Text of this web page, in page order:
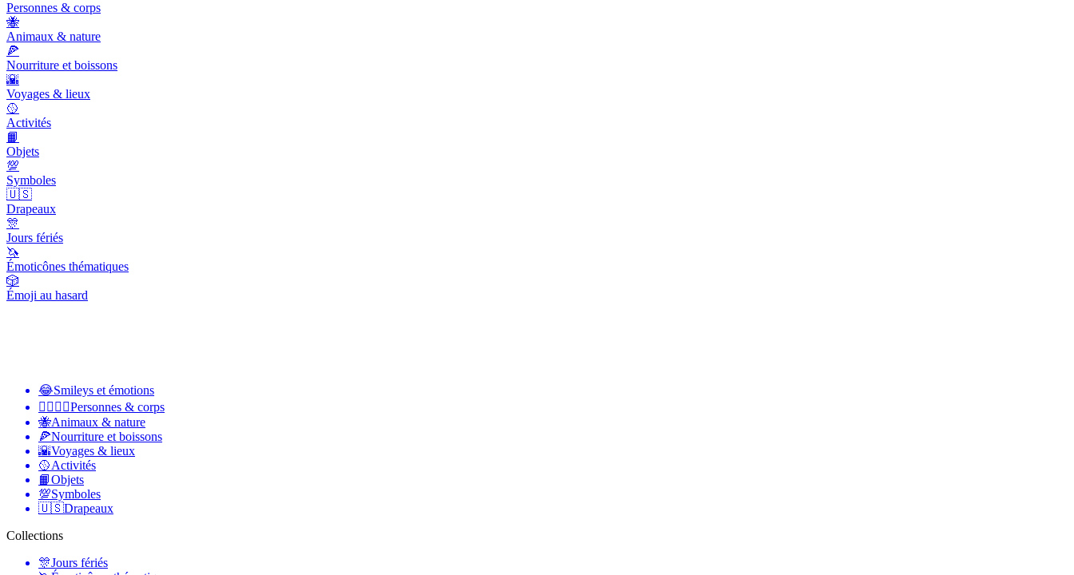
Personnes & corps
🐝
Animaux & nature
🍕
Nourriture et boissons
🌇
Voyages & lieux
🥎
Activités
📙
Objets
💯
Symboles
🇺🇸
Drapeaux
🎊
Jours fériés
🦄
Émoticônes thématiques
🎲
Émoji au hasard
😂Smileys et émotions
👩‍❤️‍💋‍👨Personnes & corps
🐝Animaux & nature
🍕Nourriture et boissons
🌇Voyages & lieux
🥎Activités
📙Objets
💯Symboles
🇺🇸Drapeaux
Collections
🎊Jours fériés